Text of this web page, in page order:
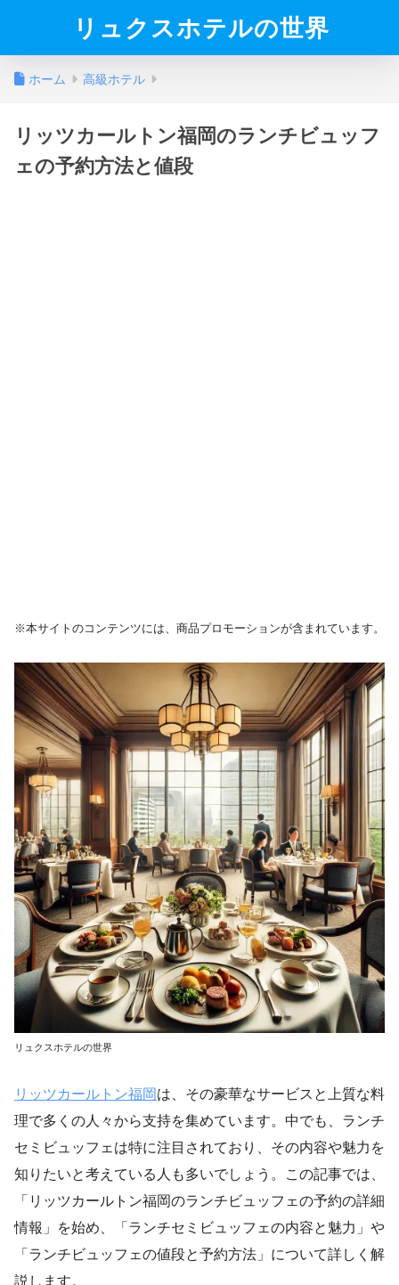
リュクスホテルの世界
ホーム 高級ホテル
リッツカールトン福岡のランチビュッフ
ェの予約方法と値段
※本サイトのコンテンツには、商品プロモーションが含まれています。
リュクスホテルの世界
リッツカールトン福岡は、その豪華なサービスと上質な料
理で多くの人々から支持を集めています。中でも、ランチ
セミビュッフェは特に注目されており、その内容や魅力を
知りたいと考えている人も多いでしょう。この記事では、
「リッツカールトン福岡のランチビュッフェの予約の詳細
情報」を始め、「ランチセミビュッフェの内容と魅力」や
「ランチビュッフェの値段と予約方法」について詳しく解
説します。